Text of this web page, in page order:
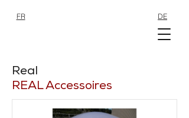
FR DE
Real
REAL Accessoires